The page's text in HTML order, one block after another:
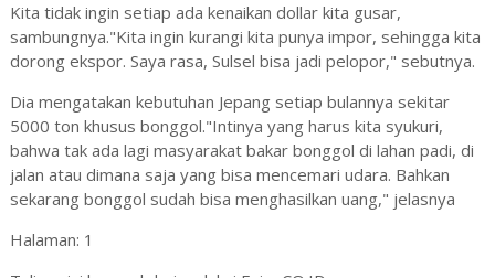
Kita tidak ingin setiap ada kenaikan dollar kita gusar,
sambungnya."Kita ingin kurangi kita punya impor, sehingga kita
dorong ekspor. Saya rasa, Sulsel bisa jadi pelopor," sebutnya.
Dia mengatakan kebutuhan Jepang setiap bulannya sekitar
5000 ton khusus bonggol."Intinya yang harus kita syukuri,
bahwa tak ada lagi masyarakat bakar bonggol di lahan padi, di
jalan atau dimana saja yang bisa mencemari udara. Bahkan
sekarang bonggol sudah bisa menghasilkan uang," jelasnya
Halaman: 1